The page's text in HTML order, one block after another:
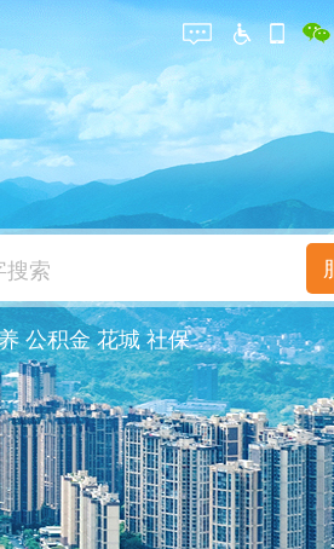
公积金 花城 社保